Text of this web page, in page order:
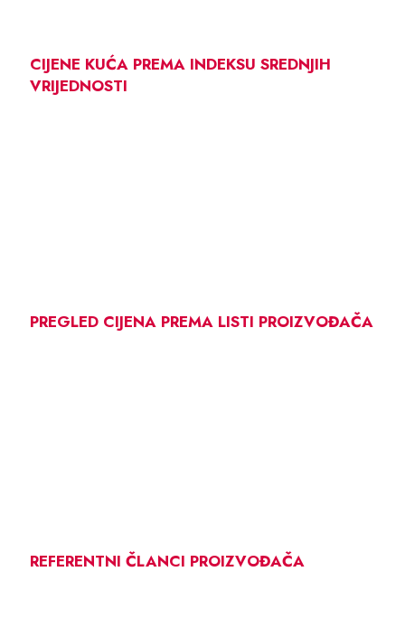
CIJENE KUĆA PREMA INDEKSU SREDNJIH
VRIJEDNOSTI
PREGLED CIJENA PREMA LISTI PROIZVOĐAČA
REFERENTNI ČLANCI PROIZVOĐAČA